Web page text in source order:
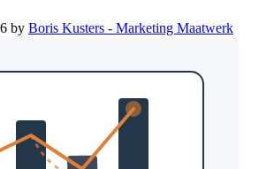
by Boris Kusters - Marketing Maatwerk